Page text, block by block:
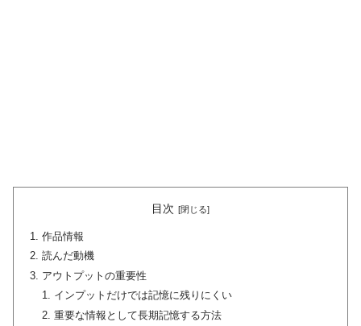
目次
作品情報
読んだ動機
アウトプットの重要性
インプットだけでは記憶に残りにくい
重要な情報として長期記憶する方法